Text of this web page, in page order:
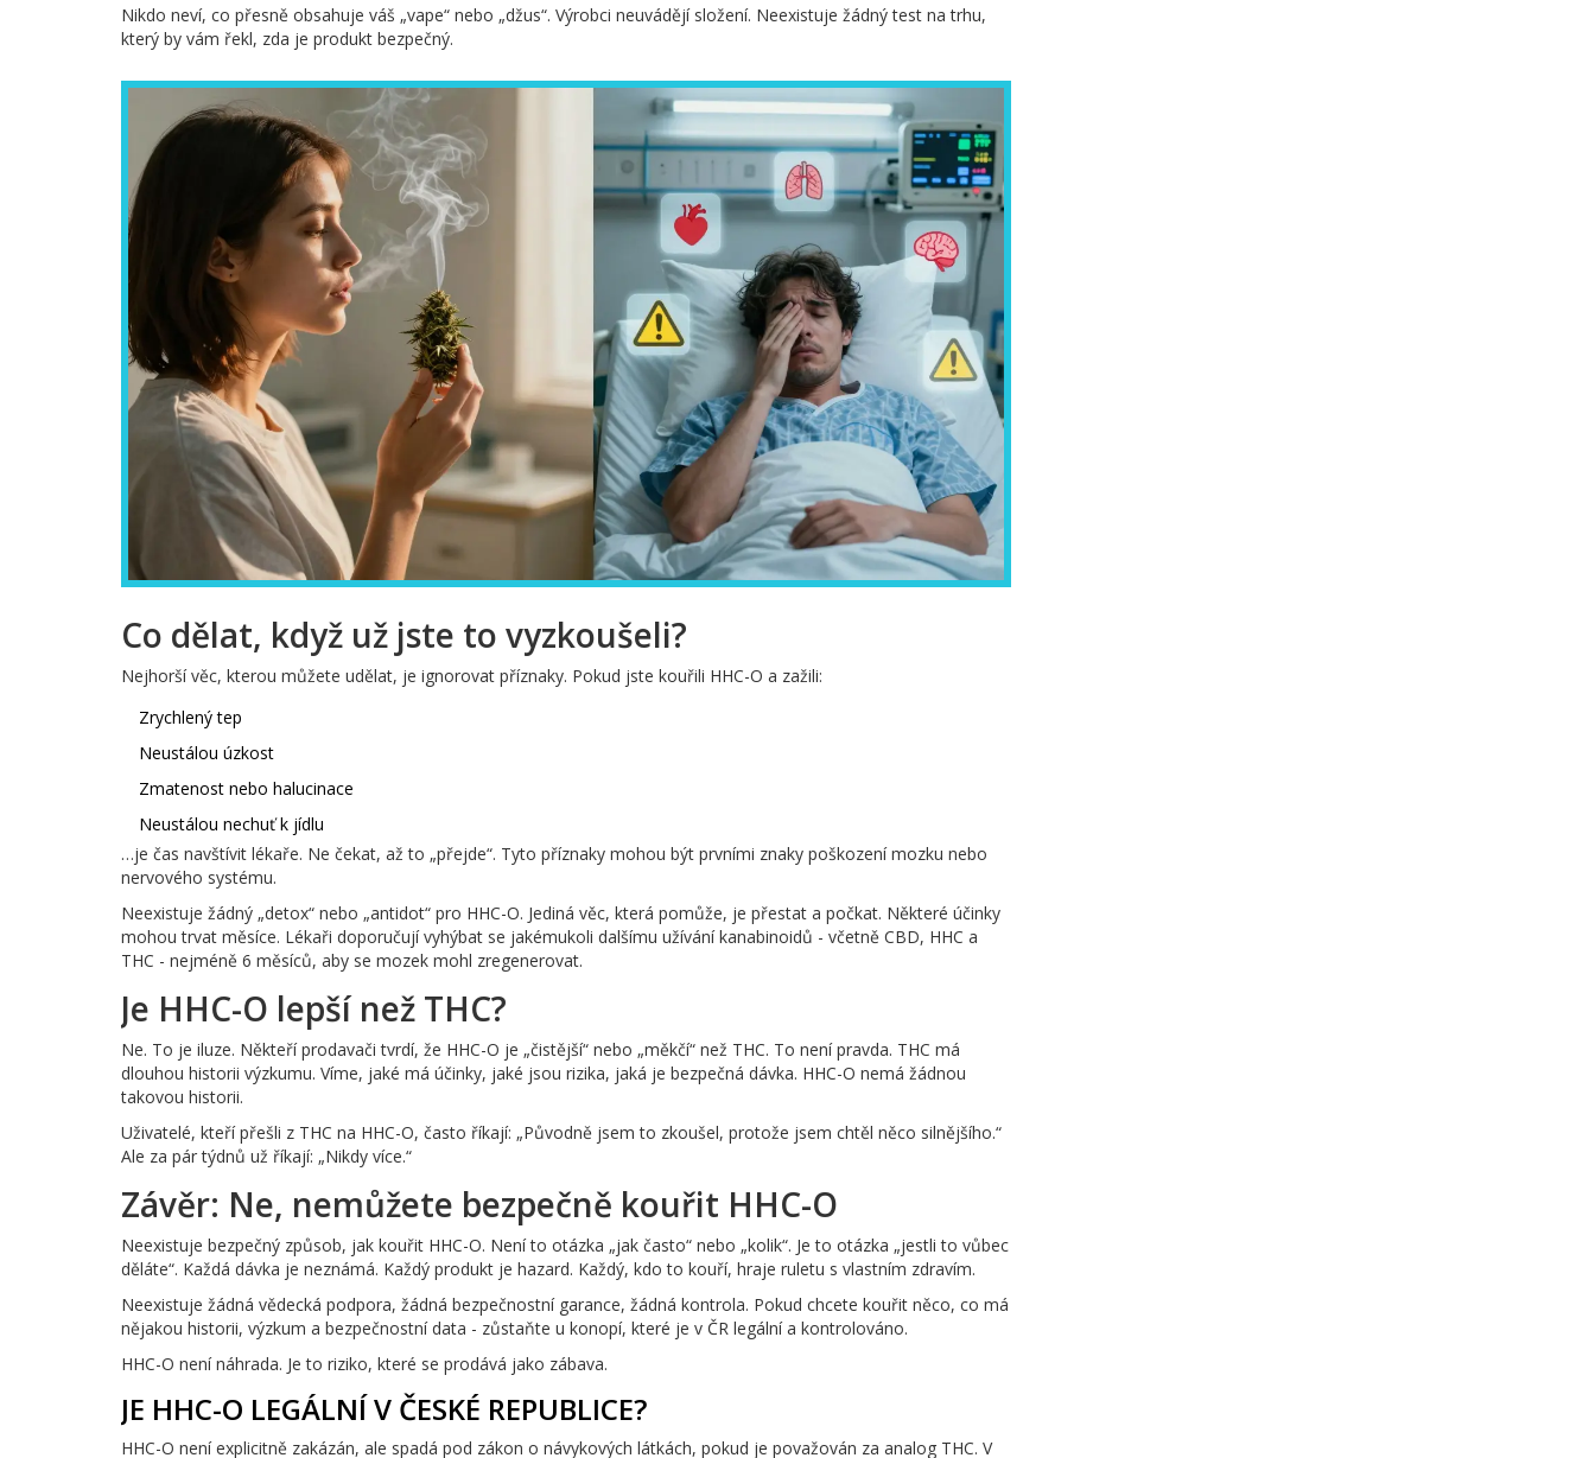
Nikdo neví, co přesně obsahuje váš „vape“ nebo „džus“. Výrobci neuvádějí složení. Neexistuje žádný test na trhu,
který by vám řekl, zda je produkt bezpečný.
Co dělat, když už jste to vyzkoušeli?
Nejhorší věc, kterou můžete udělat, je ignorovat příznaky. Pokud jste kouřili HHC-O a zažili:
Zrychlený tep
Neustálou úzkost
Zmatenost nebo halucinace
Neustálou nechuť k jídlu
…je čas navštívit lékaře. Ne čekat, až to „přejde“. Tyto příznaky mohou být prvními znaky poškození mozku nebo
nervového systému.
Neexistuje žádný „detox“ nebo „antidot“ pro HHC-O. Jediná věc, která pomůže, je přestat a počkat. Některé účinky
mohou trvat měsíce. Lékaři doporučují vyhýbat se jakémukoli dalšímu užívání kanabinoidů - včetně CBD, HHC a
THC - nejméně 6 měsíců, aby se mozek mohl zregenerovat.
Je HHC-O lepší než THC?
Ne. To je iluze. Někteří prodavači tvrdí, že HHC-O je „čistější“ nebo „měkčí“ než THC. To není pravda. THC má
dlouhou historii výzkumu. Víme, jaké má účinky, jaké jsou rizika, jaká je bezpečná dávka. HHC-O nemá žádnou
takovou historii.
Uživatelé, kteří přešli z THC na HHC-O, často říkají: „Původně jsem to zkoušel, protože jsem chtěl něco silnějšího.“
Ale za pár týdnů už říkají: „Nikdy více.“
Závěr: Ne, nemůžete bezpečně kouřit HHC-O
Neexistuje bezpečný způsob, jak kouřit HHC-O. Není to otázka „jak často“ nebo „kolik“. Je to otázka „jestli to vůbec
děláte“. Každá dávka je neznámá. Každý produkt je hazard. Každý, kdo to kouří, hraje ruletu s vlastním zdravím.
Neexistuje žádná vědecká podpora, žádná bezpečnostní garance, žádná kontrola. Pokud chcete kouřit něco, co má
nějakou historii, výzkum a bezpečnostní data - zůstaňte u konopí, které je v ČR legální a kontrolováno.
HHC-O není náhrada. Je to riziko, které se prodává jako zábava.
JE HHC-O LEGÁLNÍ V ČESKÉ REPUBLICE?
HHC-O není explicitně zakázán, ale spadá pod zákon o návykových látkách, pokud je považován za analog THC. V